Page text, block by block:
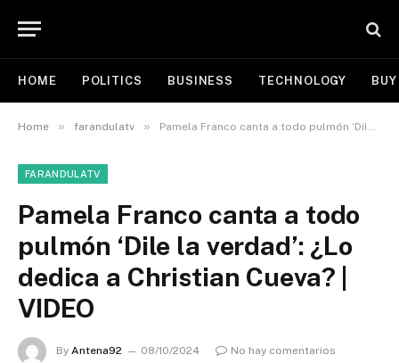
HOME POLITICS BUSINESS TECHNOLOGY
Home » farandulatv » Pamela Franco canta a todo pulmón ‘Dile la verdad’: ¿Lo dedica a Christian Cueva? | VIDEO
FARANDULATV
Pamela Franco canta a todo
pulmón ‘Dile la verdad’: ¿Lo
dedica a Christian Cueva? |
VIDEO
By Antena92 08/10/2024
No hay comentarios